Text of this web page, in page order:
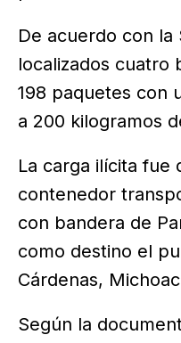
De acuerdo con la
localizados cuatro
198 paquetes con
a 200 kilogramos
La carga ilícita fue
contenedor
con bandera de
como destino el
Cárdenas,
Según la